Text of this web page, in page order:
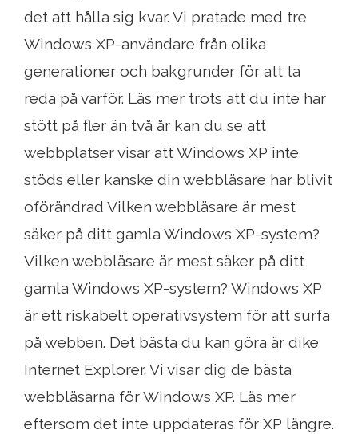
det att hålla sig kvar. Vi pratade med tre
Windows XP-användare från olika
generationer och bakgrunder för att ta
reda på varför. Läs mer trots att du inte har
stött på fler än två år kan du se att
webbplatser visar att Windows XP inte
stöds eller kanske din webbläsare har blivit
oförändrad Vilken webbläsare är mest
säker på ditt gamla Windows XP-system?
Vilken webbläsare är mest säker på ditt
gamla Windows XP-system? Windows XP
är ett riskabelt operativsystem för att surfa
på webben. Det bästa du kan göra är dike
Internet Explorer. Vi visar dig de bästa
webbläsarna för Windows XP. Läs mer
eftersom det inte uppdateras för XP längre.